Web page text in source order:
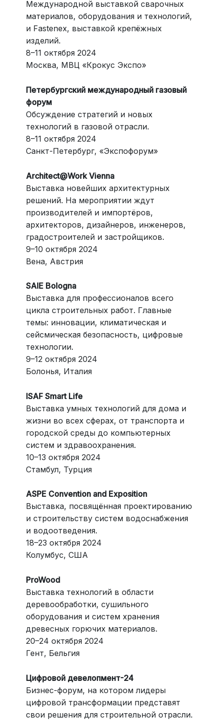
Международной выставкой сварочных
материалов, оборудования и технологий,
и Fastenex, выставкой крепёжных
изделий.
8–11 октября 2024
Москва, МВЦ «Крокус Экспо»
Петербургский международный газовый
форум
Обсуждение стратегий и новых
технологий в газовой отрасли.
8–11 октября 2024
Санкт-Петербург, «Экспофорум»
Architect@Work Vienna
Выставка новейших архитектурных
решений. На мероприятии ждут
производителей и импортёров,
архитекторов, дизайнеров, инженеров,
градостроителей и застройщиков.
9–10 октября 2024
Вена, Австрия
SAIE Bologna
Выставка для профессионалов всего
цикла строительных работ. Главные
темы: инновации, климатическая и
сейсмическая безопасность, цифровые
технологии.
9–12 октября 2024
Болонья, Италия
ISAF Smart Life
Выставка умных технологий для дома и
жизни во всех сферах, от транспорта и
городской среды до компьютерных
систем и здравоохранения.
10–13 октября 2024
Стамбул, Турция
ASPE Convention and Exposition
Выставка, посвящённая проектированию
и строительству систем водоснабжения
и водоотведения.
18–23 октября 2024
Колумбус, США
ProWood
Выставка технологий в области
деревообработки, сушильного
оборудования и систем хранения
древесных горючих материалов.
20–24 октября 2024
Гент, Бельгия
Цифровой девелопмент-24
Бизнес-форум, на котором лидеры
цифровой трансформации представят
свои решения для строительной отрасли.